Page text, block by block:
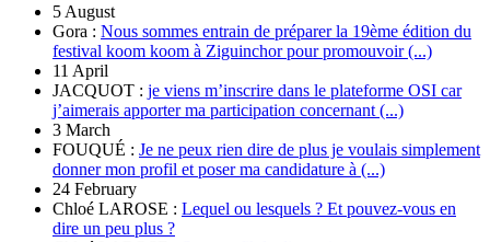
5 August
Gora : Nous sommes entrain de préparer la 19ème édition du
festival koom koom à Ziguinchor pour promouvoir (...)
11 April
JACQUOT : je viens m’inscrire dans le plateforme OSI car
j’aimerais apporter ma participation concernant (...)
3 March
FOUQUÉ : Je ne peux rien dire de plus je voulais simplement
donner mon profil et poser ma candidature à (...)
24 February
Chloé LAROSE : Lequel ou lesquels ? Et pouvez-vous en
dire un peu plus ?